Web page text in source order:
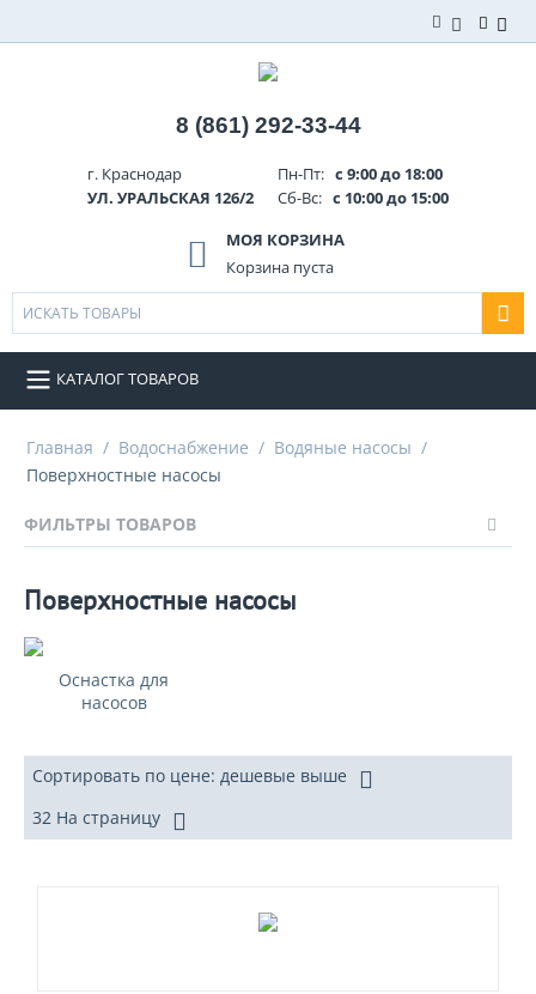
8 (861) 292-33-44
г. Краснодар
УЛ. УРАЛЬСКАЯ 126/2
Пн-Пт: с 9:00 до 18:00
Сб-Вс: с 10:00 до 15:00
МОЯ КОРЗИНА
Корзина пуста
КАТАЛОГ ТОВАРОВ
Главная / Водоснабжение / Водяные насосы /
Поверхностные насосы
ФИЛЬТРЫ ТОВАРОВ
Поверхностные насосы
Оснастка для
насосов
Сортировать по цене: дешевые выше
32 На страницу